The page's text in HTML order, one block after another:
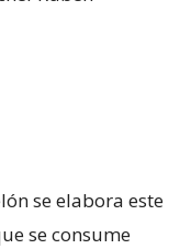
se elabora este
se consume